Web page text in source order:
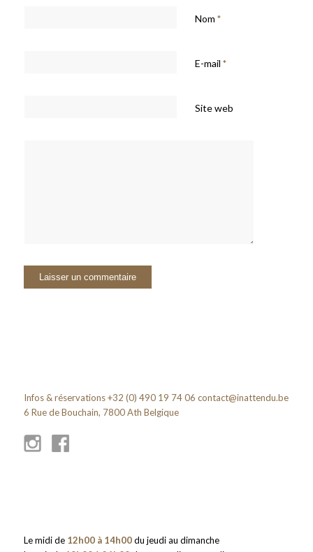
Nom *
E-mail *
Site web
Infos & réservations +32 (0) 490 19 74 06 contact@inattendu.be
6 Rue de Bouchain, 7800 Ath Belgique
Le midi de 12h00 à 14h00du jeudi au dimanche